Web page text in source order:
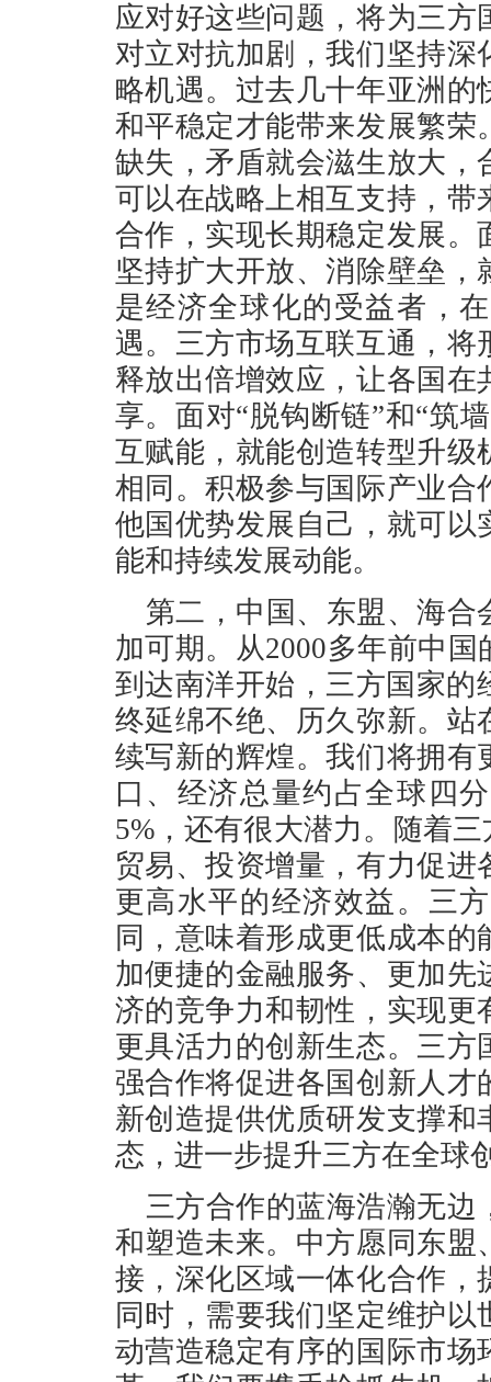
应对好这些问题，将为三
对立对抗加剧，我们坚持
略机遇。过去几十年亚洲
和平稳定才能带来发展繁
缺失，矛盾就会滋生放大
可以在战略上相互支持，
合作，实现长期稳定发展
坚持扩大开放、消除壁垒
是经济全球化的受益者，
遇。三方市场互联互通，
释放出倍增效应，让各国
享。面对“脱钩断链”和“筑
互赋能，就能创造转型升
相同。积极参与国际产业
他国优势发展自己，就可
能和持续发展动能。
第二，中国、东盟、海
加可期。从2000多年前中
到达南洋开始，三方国家的
终延绵不绝、历久弥新。
续写新的辉煌。我们将拥
口、经济总量约占全球四
5%，还有很大潜力。随着
贸易、投资增量，有力促
更高水平的经济效益。三
同，意味着形成更低成本
加便捷的金融服务、更加
济的竞争力和韧性，实现
更具活力的创新生态。三
强合作将促进各国创新人
新创造提供优质研发支撑
态，进一步提升三方在全球
三方合作的蓝海浩瀚无
和塑造未来。中方愿同东
接，深化区域一体化合作
同时，需要我们坚定维护
动营造稳定有序的国际市